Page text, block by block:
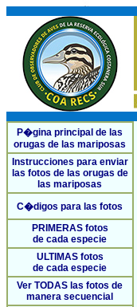
P�gina principal de las
orugas de las mariposas
Instrucciones para enviar
las fotos de las orugas de
las mariposas
C�digos para las fotos
PRIMERAS fotos
de cada especie
ULTIMAS fotos
de cada especie
Ver TODAS las fotos de
manera secuencial